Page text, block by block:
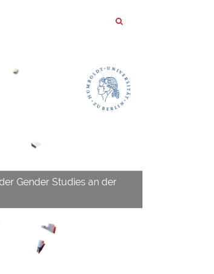
Gender Studies an der